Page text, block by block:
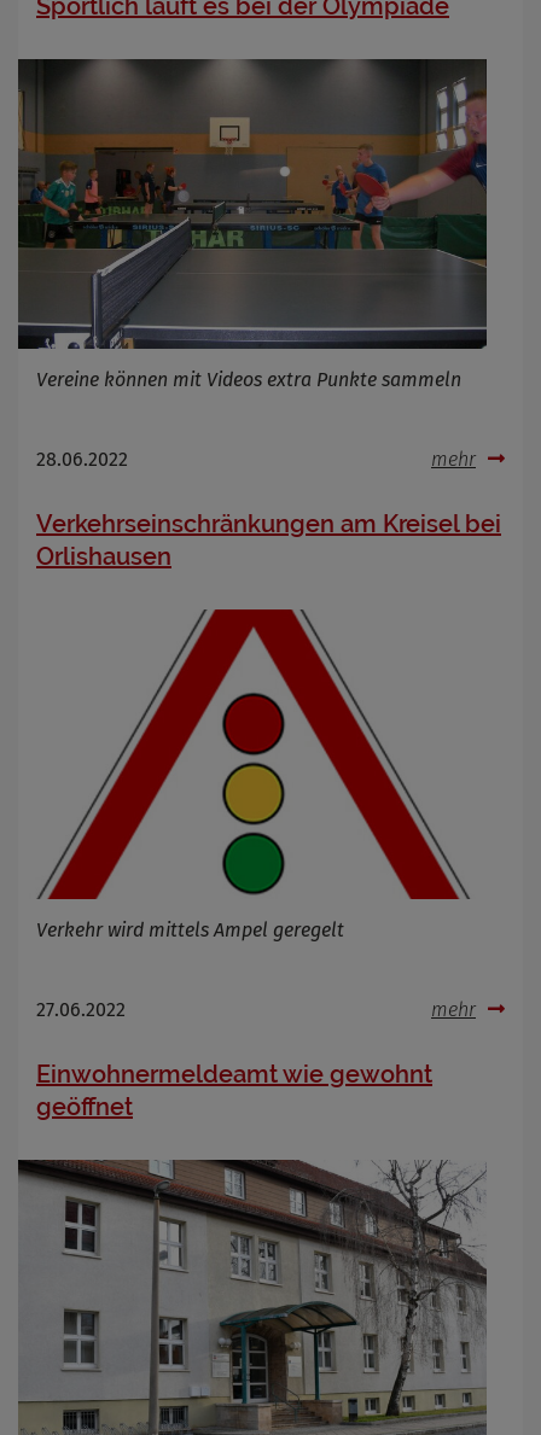
Sportlich läuft es bei der Olympiade
Vereine können mit Videos extra Punkte sammeln
28.06.2022 mehr
Verkehrseinschränkungen am Kreisel bei
Orlishausen
Verkehr wird mittels Ampel geregelt
27.06.2022 mehr
Einwohnermeldeamt wie gewohnt
geöffnet